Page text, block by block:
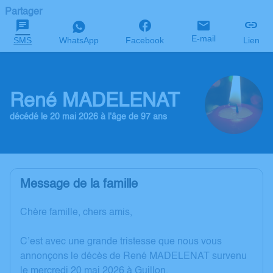
Partager
SMS WhatsApp Facebook E-mail Lien
René MADELENAT
décédé le 20 mai 2026 à l'âge de 97 ans
Message de la famille
Chère famille, chers amis,
C’est avec une grande tristesse que nous vous
annonçons le décès de René MADELENAT survenu